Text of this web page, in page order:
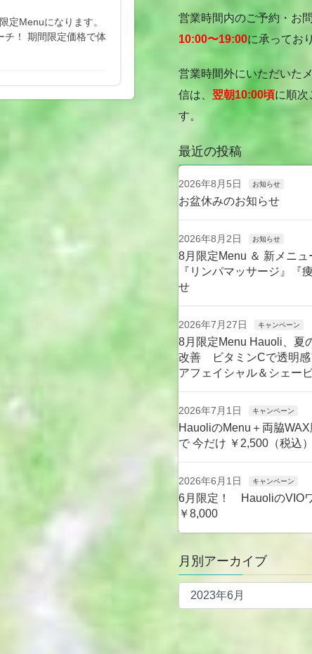
定Menuになります。
チ！ 期間限定価格で体
営業時間内のご予約・お
10:00〜19:00に承ってお
営業時間外にいただいた
信は、翌朝10:00頃に順次
す。
最近の投稿
2026年8月5日 お知らせ
お盆休みのお知らせ
2026年8月2日 お知らせ
8月限定Menu ＆ 新メニュ
『リンパマッサージ』『
せ
2026年7月27日 キャンペーン
8月限定Menu Hauoli、夏
改善 ビタミンCで透明感
アフェイシャル＆シェー
2026年7月1日 キャンペーン
HauoliのMenu＋両脇
で 今だけ ￥2,500（税込）
2026年6月1日 キャンペーン
6月限定！ HauoliのVIO
￥8,000
月別アーカイブ